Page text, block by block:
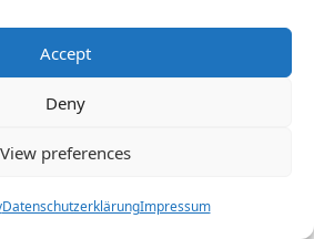
Accept
Deny
View preferences
DatenschutzerklärungImpressum
und Analysen
Deutschland Guide
Alle Berufe